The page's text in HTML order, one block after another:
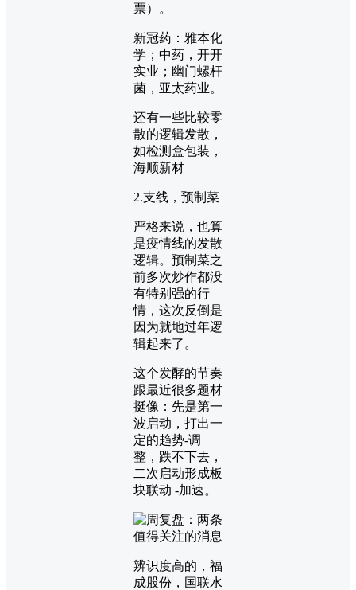
票）。
新冠药：雅本化
学；中药，开开
实业；幽门螺杆
菌，亚太药业。
还有一些比较零
散的逻辑发散，
如检测盒包装，
海顺新材
2.支线，预制菜
严格来说，也算
是疫情线的发散
逻辑。预制菜之
前多次炒作都没
有特别强的行
情，这次反倒是
因为就地过年逻
辑起来了。
这个发酵的节奏
跟最近很多题材
挺像：先是第一
波启动，打出一
定的趋势-调
整，跌不下去，
二次启动形成板
块联动 -加速。
辨识度高的，福
成股份，国联水